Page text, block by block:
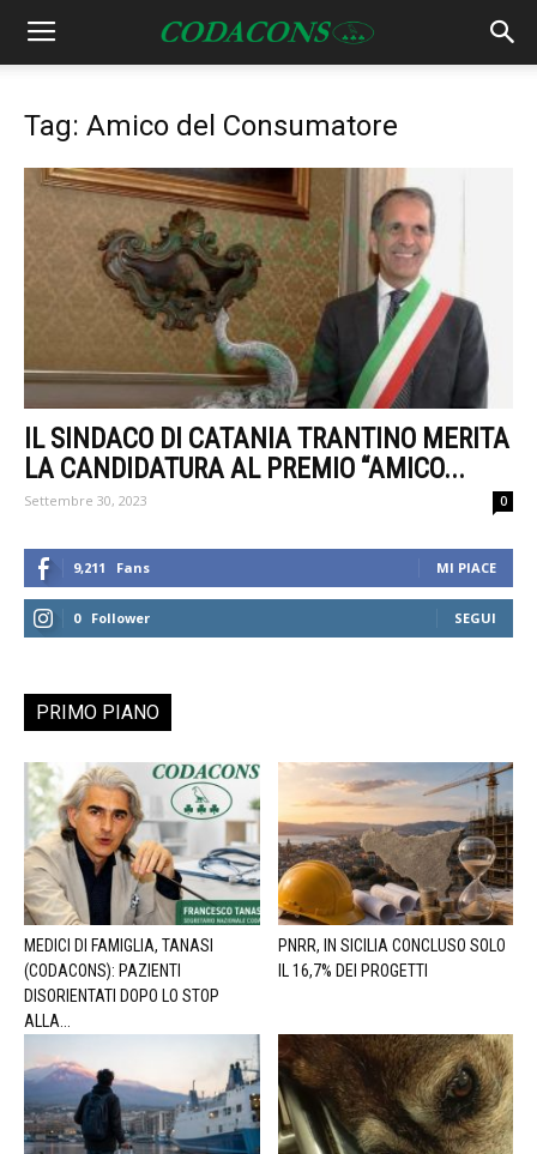
Tag: Amico del Consumatore
IL SINDACO DI CATANIA TRANTINO MERITA
LA CANDIDATURA AL PREMIO “AMICO...
Settembre 30, 2023 0
9,211 Fans MI PIACE
0 Follower SEGUI
PRIMO PIANO
MEDICI DI FAMIGLIA, TANASI
(CODACONS): PAZIENTI
DISORIENTATI DOPO LO STOP
ALLA...
PNRR, IN SICILIA CONCLUSO SOLO
IL 16,7% DEI PROGETTI